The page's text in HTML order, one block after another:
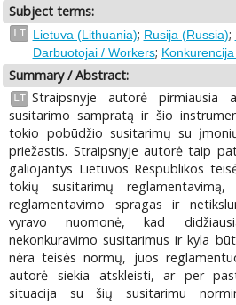
Subject terms:
LT Lietuva (Lithuania); Rusija (Russia);
Darbuotojai / Workers;
Summary / Abstract:
LT Straipsnyje autorė pirmiausia
susitarimo sampratą ir šio
tokio pobūdžio susitarimų su
priežastis. Straipsnyje autorė taip
galiojantys Lietuvos Respublikos
tokių susitarimų
reglamentavimo spragas ir
vyravo nuomonė, kad
nekonkuravimo susitarimus ir kyla
nėra teisės normų, juos
autorė siekia atskleisti, ar per
situacija su šių susitarimu